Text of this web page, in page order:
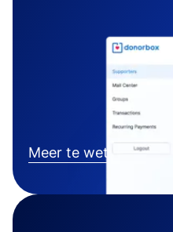
Meer te weten komen